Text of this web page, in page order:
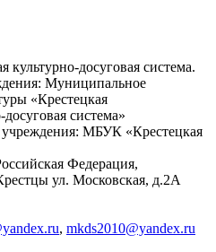
культурно-досуговая система.
Муниципальное
«Крестецкая
система»
МБУК «Крестецкая
Федерация,
ул. Московская, д.2А
, mkds2010@yandex.ru